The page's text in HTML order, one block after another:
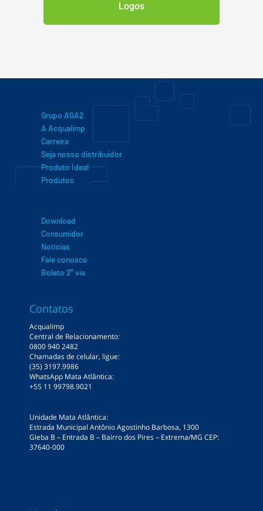
Logos
Grupo AGA2
A Acqualimp
Carreira
Seja nosso distribuidor
Produto Ideal
Produtos
Download
Consumidor
Notícias
Fale conosco
Boleto 2° via
Contatos
Acqualimp
Central de Relacionamento:
0800 940 2482
Chamadas de celular, ligue:
(35) 3197.9986
WhatsApp Mata Atlântica:
+55 11 99798.9021
Unidade Mata Atlântica:
Estrada Municipal Antônio Agostinho Barbosa, 1300
Gleba B – Entrada B – Bairro dos Pires – Extrema/MG CEP:
37640-000